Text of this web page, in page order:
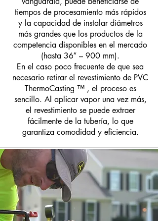
tiempos de procesamiento más rápidos
y la capacidad de instalar diámetros
más grandes que los productos de la
competencia disponibles en el mercado
(hasta 36″ – 900 mm).
En el caso poco frecuente de que sea
necesario retirar el revestimiento de PVC
ThermoCasting ™, el proceso es
sencillo. Al aplicar vapor una vez más,
el revestimiento se puede extraer
fácilmente de la tubería, lo que
garantiza comodidad y eficiencia.